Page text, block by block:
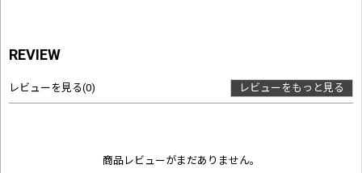
REVIEW
レビューを見る(0) レビューをもっと見る
商品レビューがまだありません。